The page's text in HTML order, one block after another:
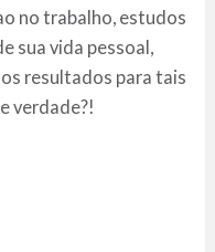
no trabalho, estudos
sua vida pessoal,
resultados para tais
verdade?!